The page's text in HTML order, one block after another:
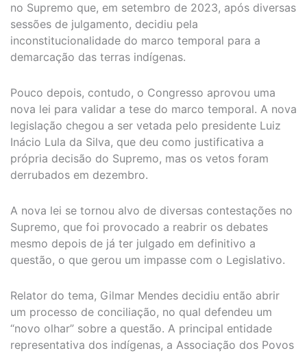
no Supremo que, em setembro de 2023, após diversas
sessões de julgamento, decidiu pela
inconstitucionalidade do marco temporal para a
demarcação das terras indígenas.
Pouco depois, contudo, o Congresso aprovou uma
nova lei para validar a tese do marco temporal. A nova
legislação chegou a ser vetada pelo presidente Luiz
Inácio Lula da Silva, que deu como justificativa a
própria decisão do Supremo, mas os vetos foram
derrubados em dezembro.
A nova lei se tornou alvo de diversas contestações no
Supremo, que foi provocado a reabrir os debates
mesmo depois de já ter julgado em definitivo a
questão, o que gerou um impasse com o Legislativo.
Relator do tema, Gilmar Mendes decidiu então abrir
um processo de conciliação, no qual defendeu um
“novo olhar” sobre a questão. A principal entidade
representativa dos indígenas, a Associação dos Povos